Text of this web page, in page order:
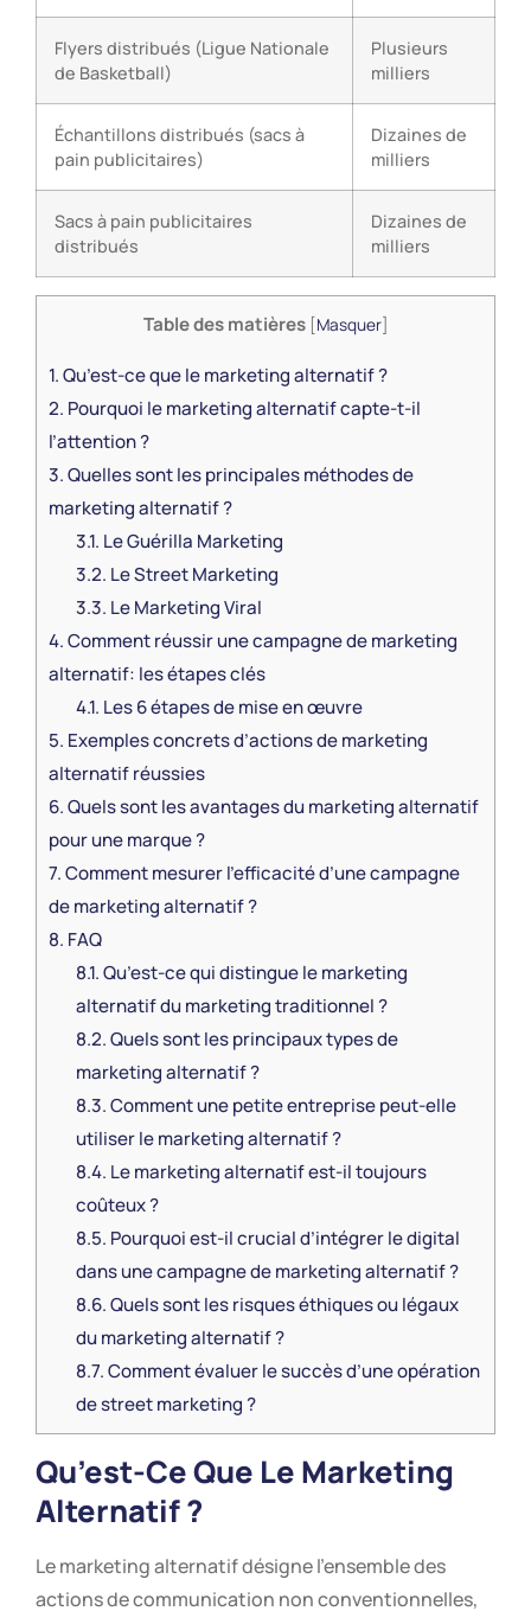
Flyers distribués (Ligue Nationale
de Basketball)
Plusieurs
milliers
Échantillons distribués (sacs à
pain publicitaires)
Dizaines de
milliers
Sacs à pain publicitaires
distribués
Dizaines de
milliers
Table des matières [Masquer]
1.Qu’est-ce que le marketing alternatif ?
2. Pourquoi le marketing alternatif capte-t-il
l’attention ?
3.Quelles sont les principales méthodes de
marketing alternatif ?
3.1. Le Guérilla Marketing
3.2. Le Street Marketing
3.3. Le Marketing Viral
4.Comment réussir une campagne de marketing
alternatif: les étapes clés
4.1. Les 6 étapes de mise en œuvre
5. Exemples concrets d’actions de marketing
alternatif réussies
6.Quels sont les avantages du marketing alternatif
pour une marque ?
7.Comment mesurer l’efficacité d’une campagne
de marketing alternatif ?
8. FAQ
8.1.Qu’est-ce qui distingue le marketing
alternatif du marketing traditionnel ?
8.2.Quels sont les principaux types de
marketing alternatif ?
8.3.Comment une petite entreprise peut-elle
utiliser le marketing alternatif ?
8.4. Le marketing alternatif est-il toujours
coûteux ?
8.5. Pourquoi est-il crucial d’intégrer le digital
dans une campagne de marketing alternatif ?
8.6.Quels sont les risques éthiques ou légaux
du marketing alternatif ?
8.7.Comment évaluer le succès d’une opération
de street marketing ?
Qu’est-Ce Que Le Marketing
Alternatif ?
Le marketing alternatif désigne l’ensemble des
actions de communication non conventionnelles,